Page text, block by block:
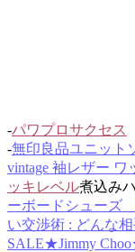
-パワプロサクセス
-無印良品ユニット
vintage 袖レザー
ッキレベル煮込み
ーボードシューズ
い交渉術 : どんな
SALE★Jimmy